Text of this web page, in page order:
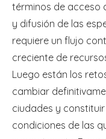
términos de acceso
y difusión de las
requiere un flujo
creciente de
Luego están los
cambiar
ciudades y
condiciones de las